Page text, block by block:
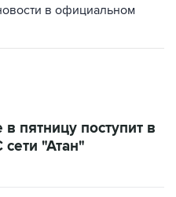
в официальном
пятницу поступит в
"Атан"